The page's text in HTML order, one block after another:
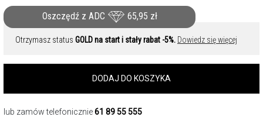
Oszczędź z ADC 65,95 zł
Otrzymasz status GOLD na start i stały rabat -5%. Dowiedz się więcej
DODAJ DO KOSZYKA
lub zamów telefonicznie61 89 55 555